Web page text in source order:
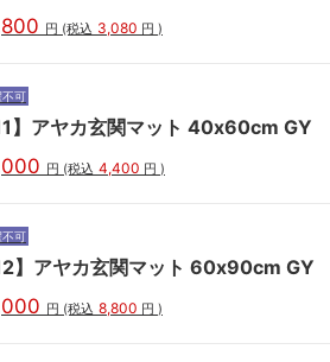
円 (税込 3,080 円 )
不可
】アヤカ玄関マット 40x60cm GY
円 (税込 4,400 円 )
不可
】アヤカ玄関マット 60x90cm GY
円 (税込 8,800 円 )